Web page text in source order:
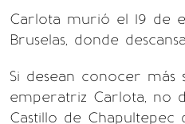
Carlota murió el 19 de
Bruselas, donde
Si desean conocer
emperatriz Carlota, no
Castillo de Chapultepec